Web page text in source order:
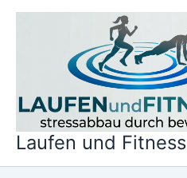
Zum
Laufen und Fitness